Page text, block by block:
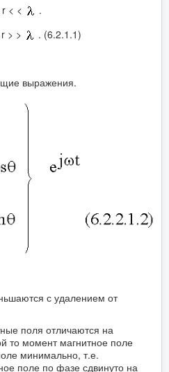
< <
.
> >
. (6.2.1.1)
выражения.
с удалением от
поля отличаются на
то момент магнитное поле
минимально, т.е.
поле по фазе сдвинуто на